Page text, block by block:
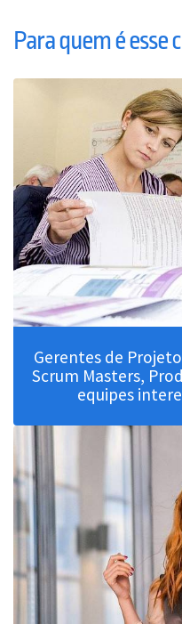
Para quem é esse
Gerentes de
Scrum Masters,
equipes